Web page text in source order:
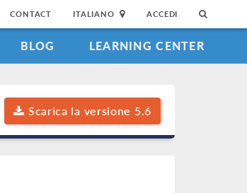
CONTACT ITALIANO ACCEDI
BLOG LEARNING CENTER
Scarica la versione 5.6